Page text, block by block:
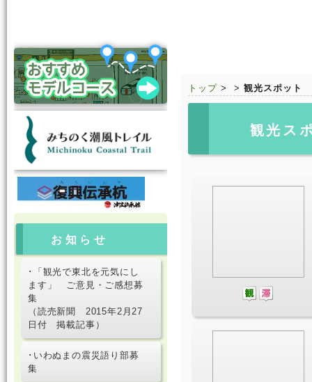
お知らせ
･「観光で東北を元気にし
ます」 ご意見・ご感想募
集
（読売新聞 2015年2月27
日付 掲載記事）
･いわぬまの震災語り部募
集
トップ > > 観光スポット
観光ス